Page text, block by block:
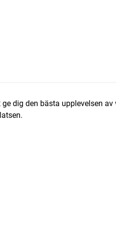
dig den bästa upplevelsen